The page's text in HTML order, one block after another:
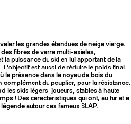
les grandes étendues de neige vierge.
fibres de verre multi-axiales,
la puissance du ski en lui apportant de la
est aussi de réduire le poids final
la présence dans le noyau de bois du
complément du peuplier, pour la résistance.
les skis légers, joueurs, stables à haute
! Des caractéristiques qui ont, au fur et à
autour des fameux SLAP.